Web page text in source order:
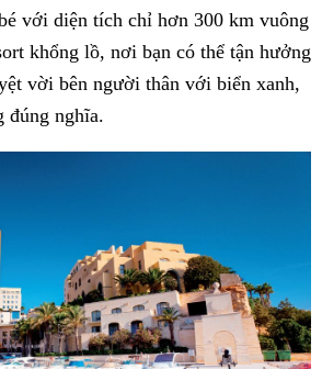
với diện tích chỉ hơn 300 km vuông
khổng lồ, nơi bạn có thể tận hưởng
vời bên người thân với biển xanh,
đúng nghĩa.